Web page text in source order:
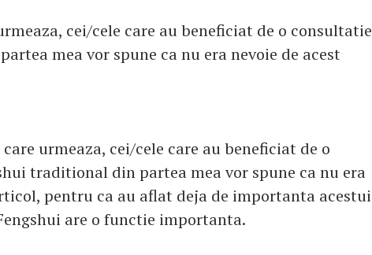
cei/cele care au beneficiat de o consultatie
mea vor spune ca nu era nevoie de acest
urmeaza, cei/cele care au beneficiat de o
traditional din partea mea vor spune ca nu era
pentru ca au aflat deja de importanta acestui
are o functie importanta.